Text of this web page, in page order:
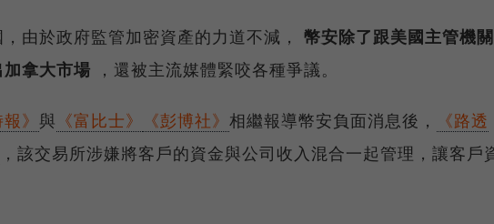
由於政府監管加密資產的力道不減， 幣安除了跟美國主管機關
拿大市場 ，還被主流媒體緊咬各種爭議。
》 與 《富比士》 《彭博社》 相繼報導幣安負面消息後，
《路透
，該交易所涉嫌將客戶的資金與公司收入混合一起管理，讓客戶